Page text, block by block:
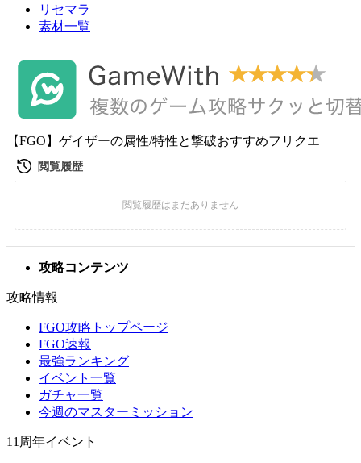
リセマラ
素材一覧
【FGO】ゲイザーの属性/特性と撃破おすすめフリクエ
攻略コンテンツ
攻略情報
FGO攻略トップページ
FGO速報
最強ランキング
イベント一覧
ガチャ一覧
今週のマスターミッション
11周年イベント